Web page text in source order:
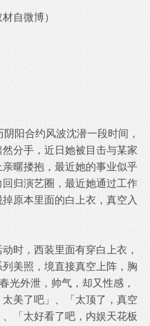
自微博）
阳合约风波沈潜一段时间，
分手，近日她被目击与某家
暱搂抱，最近她的事业似乎
归演艺圈，最近她通过工作
原本里面的白上衣，真空入
时，西装里面有穿白上衣，
美照，境直接真空上阵，胸
光外泄，帅气，却又性感，
美了吧」、「太顶了，真空
「太好看了吧，内娱天花板